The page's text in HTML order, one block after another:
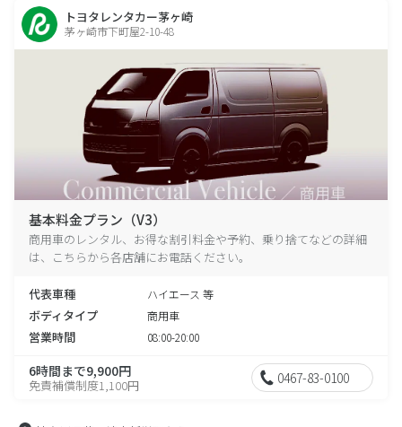
トヨタレンタカー茅ヶ崎
茅ヶ崎市下町屋2-10-48
基本料金プラン（V3）
商用車のレンタル、お得な割引料金や予約、乗り捨てなどの詳細
は、こちらから各店舗にお電話ください。
代表車種 ハイエース 等
ボディタイプ 商用車
営業時間 08:00-20:00
6時間まで9,900円
免責補償制度1,100円 0467-83-0100